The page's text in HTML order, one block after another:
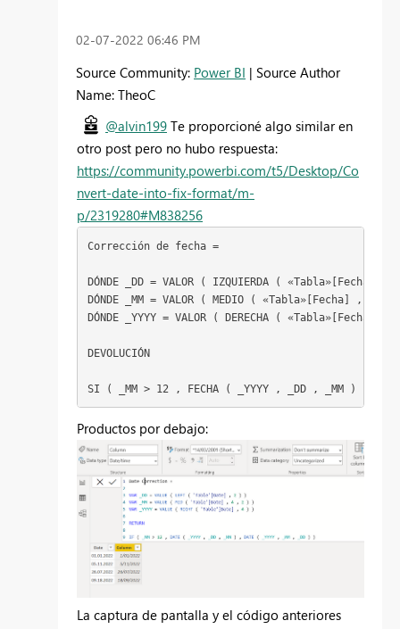
‎02-07-2022 06:46 PM
Source Community: Power BI | Source Author
Name: TheoC
@alvin199 Te proporcioné algo similar en
otro post pero no hubo respuesta:
https://community.powerbi.com/t5/Desktop/Co
nvert-date-into-fix-format/m-
p/2319280#M838256
Corrección de fecha =
DÓNDE _DD = VALOR ( IZQUIERDA ( «Tabla»[Fecha]
DÓNDE
_MM = VALOR ( MEDIO ( «Tabla»[Fecha] ,
DÓNDE
_YYYY = VALOR ( DERECHA ( «Tabla»[Fecha]
DEVOLUCIÓN
SI ( _MM > 12 , FECHA ( _YYYY , _DD , _MM ) ,
Productos por debajo:
La captura de pantalla y el código anteriores